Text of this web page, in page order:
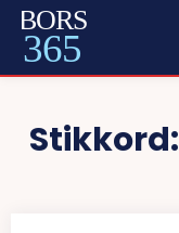
BORS
365
Stikkord: